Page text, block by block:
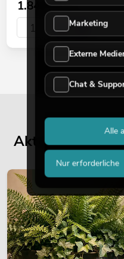
1.849,00€
Aktuelle
DEKORATION
Marketing
Externe
Chat &
Nur erforderliche
Alle